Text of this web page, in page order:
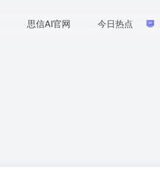
思信AI官网 今日热点